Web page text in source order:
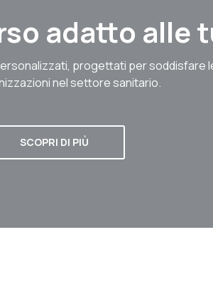
adatto alle
progettati per soddisfare
nel settore sanitario.
SCOPRI DI PIÙ